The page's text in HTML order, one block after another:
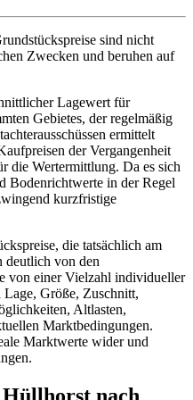
sind nicht
Zwecken und beruhen auf
Lagewert für
Gebietes, der regelmäßig
ermittelt
der Vergangenheit
die Wertermittlung. Da es sich
Bodenrichtwerte in der Regel
kurzfristige
die tatsächlich am
deutlich von den
von einer Vielzahl individueller
Größe, Zuschnitt,
Altlasten,
Marktbedingungen.
Marktwerte wider und